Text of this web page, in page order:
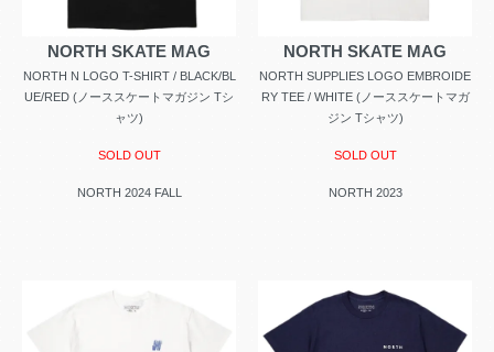
NORTH SKATE MAG
NORTH N LOGO T-SHIRT / BLACK/BL
UE/RED (ノーススケートマガジン Tシ
ャツ)
SOLD OUT
NORTH 2024 FALL
NORTH SKATE MAG
NORTH SUPPLIES LOGO EMBROIDE
RY TEE / WHITE (ノーススケートマガ
ジン Tシャツ)
SOLD OUT
NORTH 2023